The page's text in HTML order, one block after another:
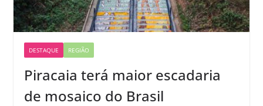
DESTAQUE REGIÃO
Piracaia terá maior escadaria
de mosaico do Brasil